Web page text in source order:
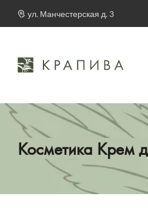
ул. Манчестерская д. 3
Косметика Крем